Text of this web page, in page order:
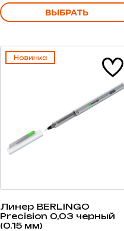
ВЫБРАТЬ
Новинка
Линер BERLINGO
Precision 0,03 черный
(0.15 мм)